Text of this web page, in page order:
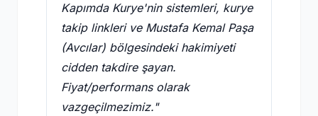
Kapımda Kurye'nin sistemleri, kurye
takip linkleri ve Mustafa Kemal Paşa
(Avcılar) bölgesindeki hakimiyeti
cidden takdire şayan.
Fiyat/performans olarak
vazgeçilmezimiz."